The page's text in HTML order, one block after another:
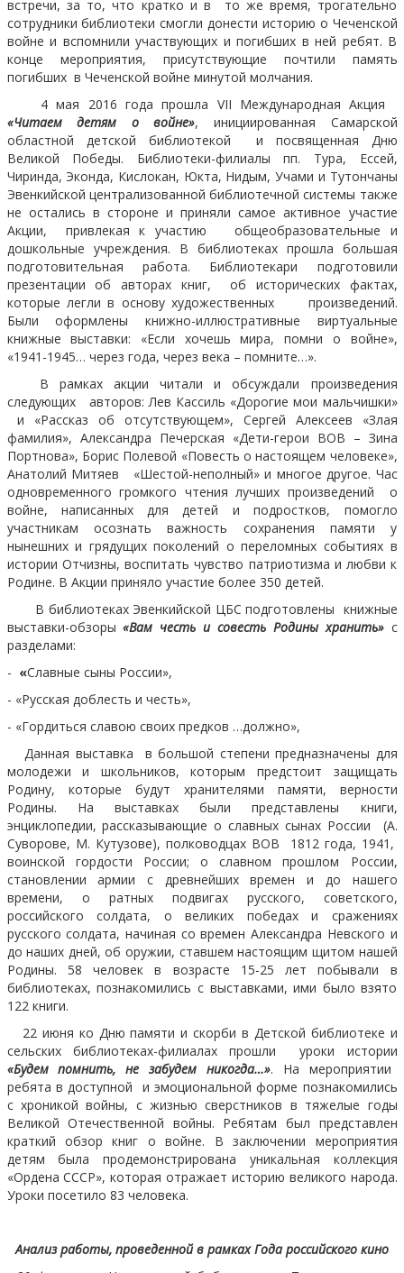
встречи, за то, что кратко и в то же время, трогательно
сотрудники библиотеки смогли донести историю о Чеченской
войне и вспомнили участвующих и погибших в ней ребят. В
конце мероприятия, присутствующие почтили память
погибших в Чеченской войне минутой молчания.
4 мая 2016 года прошла VII Международная Акция
«Читаем детям о войне»,
инициированная Самарской
областной детской библиотекой и посвященная Дню
Великой Победы. Библиотеки-филиалы пп. Тура, Ессей,
Чиринда, Эконда, Кислокан, Юкта, Нидым, Учами и Тутончаны
Эвенкийской централизованной библиотечной системы также
не остались в стороне и приняли самое активное участие
Акции, привлекая к участию общеобразовательные и
дошкольные учреждения. В библиотеках прошла большая
подготовительная работа. Библиотекари подготовили
презентации об авторах книг, об исторических фактах,
которые легли в основу художественных произведений.
Были оформлены книжно-иллюстративные виртуальные
книжные выставки: «Если хочешь мира, помни о войне»,
«1941-1945… через года, через века – помните…».
В рамках акции читали и обсуждали произведения
следующих авторов: Лев Кассиль «Дорогие мои мальчишки»
и «Рассказ об отсутствующем», Сергей Алексеев «Злая
фамилия», Александра Печерская «Дети-герои ВОВ – Зина
Портнова», Борис Полевой «Повесть о настоящем человеке»,
Анатолий Митяев «Шестой-неполный» и многое другое. Час
одновременного громкого чтения лучших произведений о
войне, написанных для детей и подростков, помогло
участникам осознать важность сохранения памяти у
нынешних и грядущих поколений о переломных событиях в
истории Отчизны, воспитать чувство патриотизма и любви к
Родине. В Акции приняло участие более 350 детей.
В библиотеках Эвенкийской ЦБС подготовлены книжные
выставки-обзоры«Вам честь и совесть Родины хранить» с
разделами:
- «Славные сыны России»,
- «Русская доблесть и честь»,
- «Гордиться славою своих предков …должно»,
Данная выставка в большой степени предназначены для
молодежи и школьников, которым предстоит защищать
Родину, которые будут хранителями памяти, верности
Родины. На выставках были представлены книги,
энциклопедии, рассказывающие о славных сынах России (А.
Суворове, М. Кутузове), полководцах ВОВ 1812 года, 1941,
воинской гордости России; о славном прошлом России,
становлении армии с древнейших времен и до нашего
времени, о ратных подвигах русского, советского,
российского солдата, о великих победах и сражениях
русского солдата, начиная со времен Александра Невского и
до наших дней, об оружии, ставшем настоящим щитом нашей
Родины. 58 человек в возрасте 15-25 лет побывали в
библиотеках, познакомились с выставками, ими было взято
122 книги.
22 июня ко Дню памяти и скорби в Детской библиотеке и
сельских библиотеках-филиалах прошли уроки истории
«Будем помнить, не забудем никогда…». На мероприятии
ребята в доступной и эмоциональной форме познакомились
с хроникой войны, с жизнью сверстников в тяжелые годы
Великой Отечественной войны. Ребятам был представлен
краткий обзор книг о войне. В заключении мероприятия
детям была продемонстрирована уникальная коллекция
«Ордена СССР», которая отражает историю великого народа.
Уроки посетило 83 человека.
Анализ работы, проведенной в рамках Года российского кино